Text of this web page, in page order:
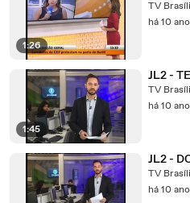
1:26
TV
há 10
1:45
JL2 -
TV
há 10
JL2 -
TV
há 10